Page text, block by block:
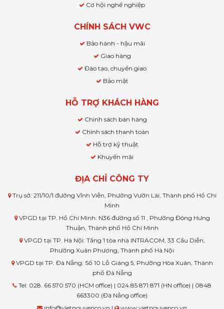
Cơ hội nghề nghiệp
CHÍNH SÁCH VWC
Bảo hành - hậu mãi
Giao hàng
Đào tạo, chuyển giao
Bảo mật
HỖ TRỢ KHÁCH HÀNG
Chính sách bán hàng
Chính sách thanh toán
Hỗ trợ kỹ thuật
Khuyến mãi
ĐỊA CHỈ CÔNG TY
Trụ sở: 211/10/1 đường Vĩnh Viễn, Phường Vườn Lài, Thành phố Hồ Chí
Minh
VPGD tại TP. Hồ Chí Minh: N36 đường số 11 , Phường Đông Hưng
Thuận, Thành phố Hồ Chí Minh
VPGD tại TP. Hà Nội: Tầng 1 tòa nhà INTRACOM, 33 Cầu Diễn,
Phường Xuân Phương, Thành phố Hà Nội
VPGD tại TP. Đà Nẵng: Số 10 Lỗ Giáng 5, Phường Hòa Xuân, Thành
phố Đà Nẵng
Tel: 028. 66 570 570 (HCM office) | 024.85 871 871 (HN office) | 0848
663300 (Đà Nẵng office)